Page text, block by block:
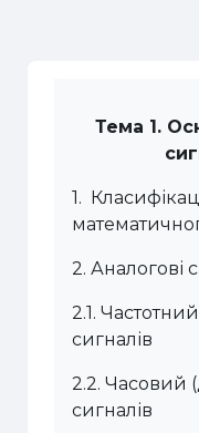
Тема 1.
1.
2. Аналогові
2.1.
сигналів
2.2. Часовий
сигналів